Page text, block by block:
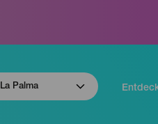
La Palma